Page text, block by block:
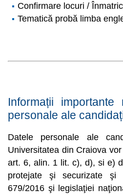
Confirmare locuri /
Tematică probă limba
Informații
personale ale
Datele personale ale
Universitatea din Craiova
art. 6, alin. 1 lit. c), d), si e)
protejate şi securizate şi
679/2016 şi legislaţiei